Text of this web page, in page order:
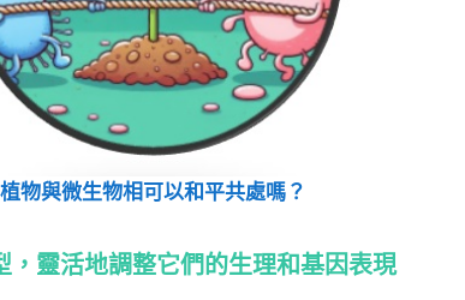
植物與微生物相可以和平共處嗎？
靈活地調整它們的生理和基因表現